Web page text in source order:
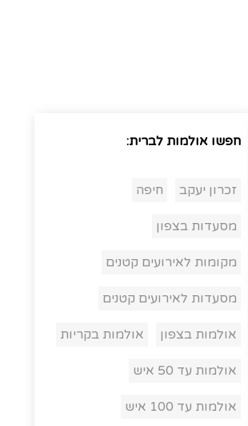
חפשו אולמות לברית:
זכרון יעקב חיפה
מסעדות בצפון
מקומות לאירועים קטנים
מסעדות לאירועים קטנים
אולמות בצפון אולמות בקריות
אולמות עד 50 איש
אולמות עד 100 איש